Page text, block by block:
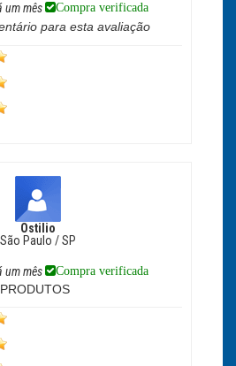
um mês Compra verificada
para esta avaliação
Ostilio
São Paulo / SP
um mês Compra verificada